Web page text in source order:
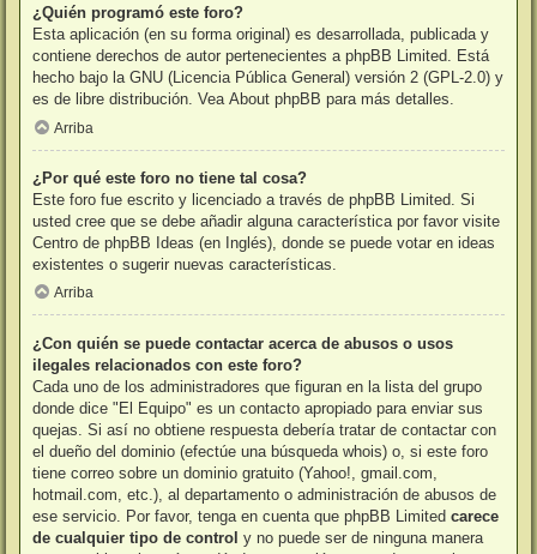
¿Quién programó este foro?
Esta aplicación (en su forma original) es desarrollada, publicada y
contiene derechos de autor pertenecientes a phpBB Limited. Está
hecho bajo la GNU (Licencia Pública General) versión 2 (GPL-2.0) y
es de libre distribución. Vea About phpBB para más detalles.
Arriba
¿Por qué este foro no tiene tal cosa?
Este foro fue escrito y licenciado a través de phpBB Limited. Si
usted cree que se debe añadir alguna característica por favor visite
Centro de phpBB Ideas (en Inglés), donde se puede votar en ideas
existentes o sugerir nuevas características.
Arriba
¿Con quién se puede contactar acerca de abusos o usos
ilegales relacionados con este foro?
Cada uno de los administradores que figuran en la lista del grupo
donde dice "El Equipo" es un contacto apropiado para enviar sus
quejas. Si así no obtiene respuesta debería tratar de contactar con
el dueño del dominio (efectúe una búsqueda whois) o, si este foro
tiene correo sobre un dominio gratuito (Yahoo!, gmail.com,
hotmail.com, etc.), al departamento o administración de abusos de
ese servicio. Por favor, tenga en cuenta que phpBB Limited carece
de cualquier tipo de control y no puede ser de ninguna manera